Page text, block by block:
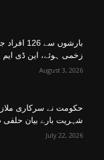
زخمی ہوئے، این ڈی ایم
August 3, 2026
حکومت نے سرکاری
شہریت بارے بیان حلفی
July 22, 2026